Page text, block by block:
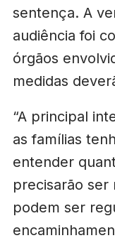
sentença. A
audiência foi
órgãos
medidas
“A principal
as famílias
entender
precisarão ser
podem ser